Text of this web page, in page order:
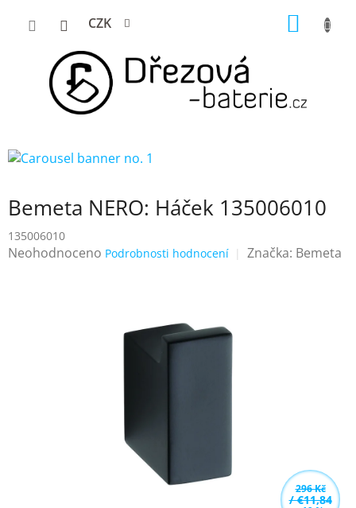
CZK
Bemeta NERO: Háček 135006010
135006010
Průměrné
Neohodnoceno Podrobnosti hodnocení Značka: Bemeta
296 Kč
/ €11,84